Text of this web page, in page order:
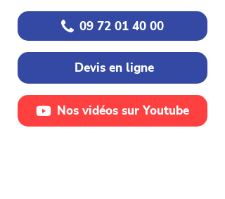
09 72 01 40 00
Devis en ligne
Nos vidéos sur Youtube